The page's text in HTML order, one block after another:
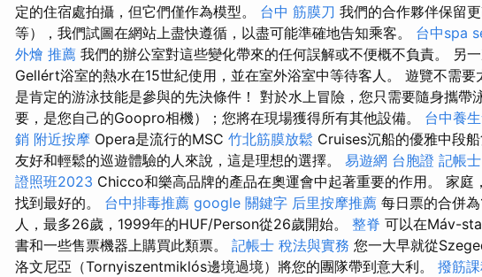
定的住宿處拍攝，但它們僅作為模型。 台中 筋膜刀 我們的合作夥伴保留
等），我們試圖在網站上盡快遵循，以盡可能準確地告知乘客。 台中spa
外燴 推薦 我們的辦公室對這些變化帶來的任何誤解或不便概不負責。 另
Gellért浴室的熱水在15世紀使用，並在室外浴室中等待客人。 遊覽不需要
是肯定的游泳技能是參與的先決條件！ 對於水上冒險，您只需要隨身攜帶
要，是您自己的Goopro相機）；您將在現場獲得所有其他設備。 台中養
銷 附近按摩 Opera是流行的MSC 竹北筋膜放鬆 Cruises沉船的優雅中段
友好和輕鬆的巡遊體驗的人來說，這是理想的選擇。 易遊網 台胞證 記帳
證照班2023 Chicco和樂高品牌的產品在奧運會中起著重要的作用。 家庭
找到最好的。 台中排毒推薦 google 關鍵字 后里按摩推薦 每日票的合併
人，最多26歲，1999年的HUF/Person從26歲開始。 整脊 可以在Máv-
書和一些售票機器上購買此類票。 記帳士 稅法與實務 您一大早就從
洛文尼亞（Tornyiszentmiklós邊境過境）將您的團隊帶到意大利。 撥筋